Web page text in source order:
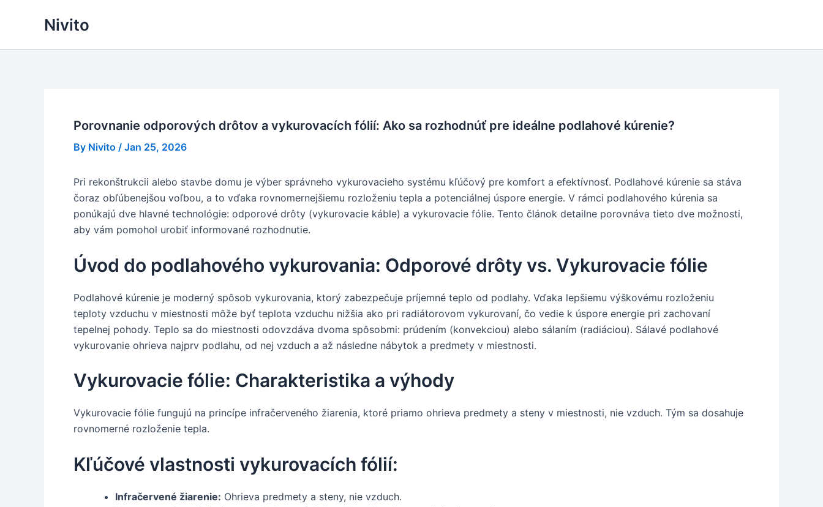
Nivito
Porovnanie odporových drôtov a vykurovacích fólií: Ako sa rozhodnúť pre ideálne podlahové kúrenie?
By Nivito / Jan 25, 2026
Pri rekonštrukcii alebo stavbe domu je výber správneho vykurovacieho systému kľúčový pre komfort a efektívnosť. Podlahové kúrenie sa stáva
čoraz obľúbenejšou voľbou, a to vďaka rovnomernejšiemu rozloženiu tepla a potenciálnej úspore energie. V rámci podlahového kúrenia sa
ponúkajú dve hlavné technológie: odporové drôty (vykurovacie káble) a vykurovacie fólie. Tento článok detailne porovnáva tieto dve možnosti,
aby vám pomohol urobiť informované rozhodnutie.
Úvod do podlahového vykurovania: Odporové drôty vs. Vykurovacie fólie
Podlahové kúrenie je moderný spôsob vykurovania, ktorý zabezpečuje príjemné teplo od podlahy. Vďaka lepšiemu výškovému rozloženiu
teploty vzduchu v miestnosti môže byť teplota vzduchu nižšia ako pri radiátorovom vykurovaní, čo vedie k úspore energie pri zachovaní
tepelnej pohody. Teplo sa do miestnosti odovzdáva dvoma spôsobmi: prúdením (konvekciou) alebo sálaním (radiáciou). Sálavé podlahové
vykurovanie ohrieva najprv podlahu, od nej vzduch a až následne nábytok a predmety v miestnosti.
Vykurovacie fólie: Charakteristika a výhody
Vykurovacie fólie fungujú na princípe infračerveného žiarenia, ktoré priamo ohrieva predmety a steny v miestnosti, nie vzduch. Tým sa dosahuje
rovnomerné rozloženie tepla.
Kľúčové vlastnosti vykurovacích fólií:
Infračervené žiarenie: Ohrieva predmety a steny, nie vzduch.